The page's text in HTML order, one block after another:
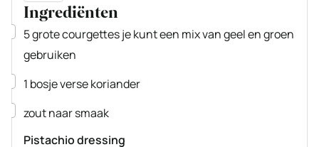
Ingrediënten
▢
5grotecourgettesje kunt een mix van geel en groen
gebruiken
▢
1 bosjeverse koriander
▢
zoutnaar smaak
Pistachio dressing